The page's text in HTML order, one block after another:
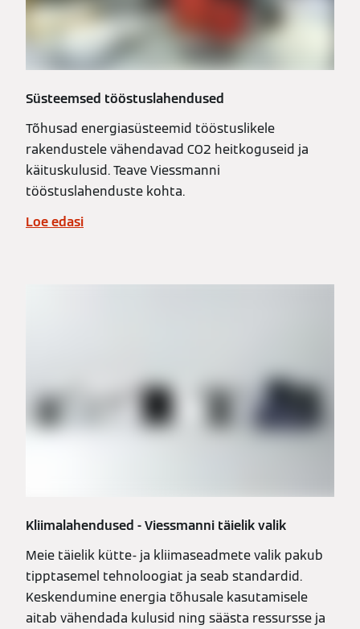
Süsteemsed tööstuslahendused
Tõhusad energiasüsteemid tööstuslikele
rakendustele vähendavad CO2 heitkoguseid ja
käituskulusid. Teave Viessmanni
tööstuslahenduste kohta.
Loe edasi
Kliimalahendused - Viessmanni täielik valik
Meie täielik kütte- ja kliimaseadmete valik pakub
tipptasemel tehnoloogiat ja seab standardid.
Keskendumine energia tõhusale kasutamisele
aitab vähendada kulusid ning säästa ressursse ja